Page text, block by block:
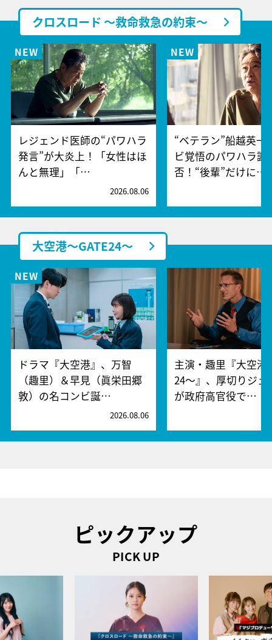
クロスロード ～救命救急の約束～
レジェンド医師の“パワハラ
発言”が大炎上！「女性はほ
んと無理」「…
2026.08.06
“ベテラン”船越英一
ビ覚悟のパワハラ謝
否！“後輩”だけに…
大空港～GATE24～
ドラマ『大空港』、万智
（趣里）＆早見（眞栄田郷
敦）の名コンビ誕…
2026.08.06
主演・趣里『大空港
24～』、厚切りジェ
が政府高官役で…
ピックアップ
PICK UP